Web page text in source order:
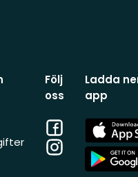
Följ
oss
Facebook
Instagram
Ladda
app
App
Store
App
Store